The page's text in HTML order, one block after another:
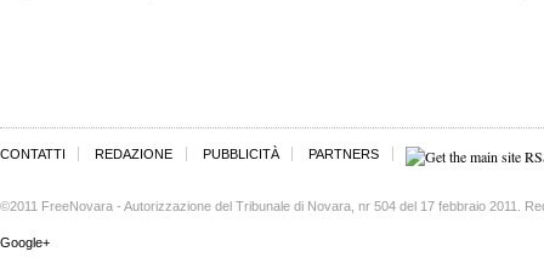
CONTATTI REDAZIONE PUBBLICITÀ PARTNERS
©2011 FreeNovara - Autorizzazione del Tribunale di Novara, nr 504 del 17 febbraio 2011.
Google+